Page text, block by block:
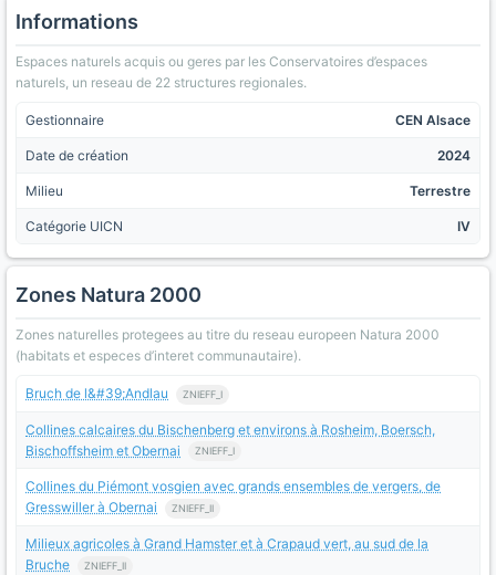
Informations
Espaces naturels acquis ou geres par les Conservatoires d’espaces
naturels, un reseau de 22 structures regionales.
Gestionnaire CEN Alsace
Date de création 2024
Milieu Terrestre
Catégorie UICN IV
Zones Natura 2000
Zones naturelles protegees au titre du reseau europeen Natura 2000
(habitats et especes d’interet communautaire).
Bruch de l&#39;Andlau ZNIEFF_I
Collines calcaires du Bischenberg et environs à Rosheim, Boersch,
Bischoffsheim et Obernai
ZNIEFF_I
Collines du Piémont vosgien avec grands ensembles de vergers, de
Gresswiller à Obernai
ZNIEFF_II
Milieux agricoles à Grand Hamster et à Crapaud vert, au sud de la
Bruche
ZNIEFF_II